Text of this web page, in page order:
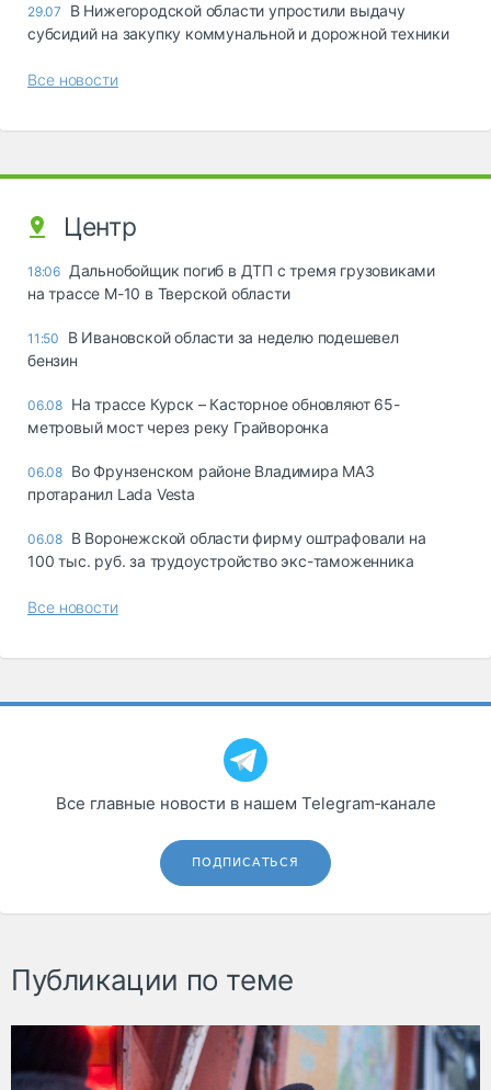
29.07
В Нижегородской области упростили выдачу
субсидий на закупку коммунальной и дорожной техники
Все новости
Центр
18:06 Дальнобойщик погиб в ДТП с тремя грузовиками
на трассе М-10 в Тверской области
11:50
В Ивановской области за неделю подешевел
бензин
06.08 На трассе Курск – Касторное обновляют 65-
метровый мост через реку Грайворонка
06.08 Во Фрунзенском районе Владимира МАЗ
протаранил Lada Vesta
06.08 В Воронежской области фирму оштрафовали на
100 тыс. руб. за трудоустройство экс-таможенника
Все новости
Все главные новости в нашем Telegram‑канале
ПОДПИСАТЬСЯ
Публикации по теме